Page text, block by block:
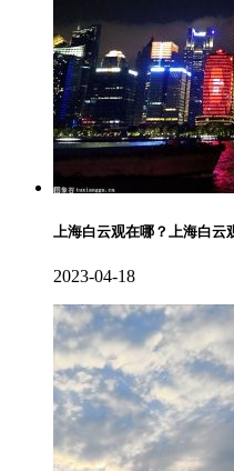
上海白云观在哪？上海白云
2023-04-18